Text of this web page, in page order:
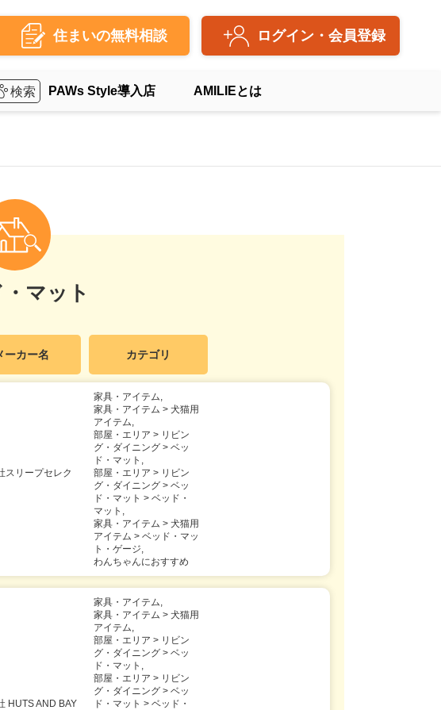
住まいの無料相談 ログイン・会員登録
PAWs Style導入店 AMILIEとは
マット
ーカー名 カテゴリ
スリープセレク
家具・アイテム,
家具・アイテム > 犬猫用
アイテム,
部屋・エリア > リビン
グ・ダイニング > ベッ
ド・マット,
部屋・エリア > リビン
グ・ダイニング > ベッ
ド・マット > ベッド・
マット,
家具・アイテム > 犬猫用
アイテム > ベッド・マッ
ト・ゲージ,
わんちゃんにおすすめ
HUTS AND BAY
家具・アイテム,
家具・アイテム > 犬猫用
アイテム,
部屋・エリア > リビン
グ・ダイニング > ベッ
ド・マット,
部屋・エリア > リビン
グ・ダイニング > ベッ
ド・マット > ベッド・